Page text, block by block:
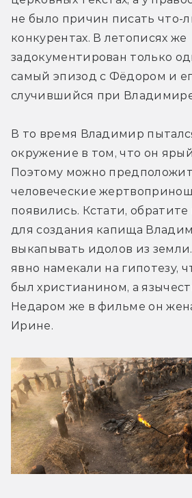
не было причин писать что-
конкурентах. В летописях же
задокументирован только
самый эпизод с Фёдором и
случившийся при
В то время Владимир
окружение в том, что он
Поэтому можно
человеческие
появились. Кстати,
для создания капища
выкапывать идолов из
явно намекали на гипотезу,
был христианином, а
Недаром же в фильме он
Ирине.